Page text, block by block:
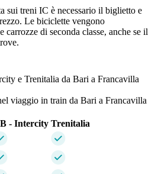
sui treni IC è necessario il biglietto e
Le biciclette vengono
carrozze di seconda classe, anche se il
e Trenitalia da Bari a Francavilla
viaggio in train da Bari a Francavilla
- Intercity Trenitalia